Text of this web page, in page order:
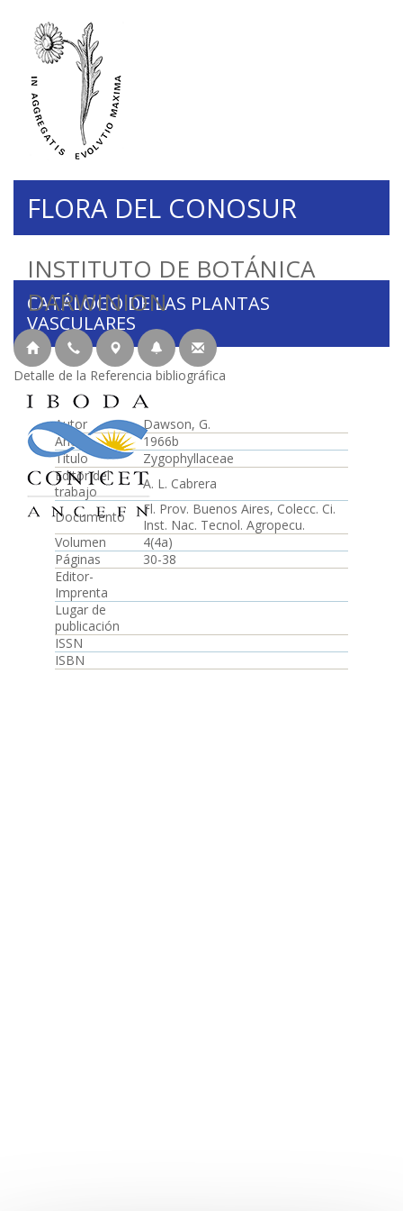
INSTITUTO DE BOTÁNICA
DARWINION
FLORA DEL CONOSUR
CATÁLOGO DE LAS PLANTAS
VASCULARES
Detalle de la Referencia bibliográfica
Autor
Dawson, G.
Año
1966b
Título
Zygophyllaceae
Editor del
trabajo
A. L. Cabrera
Documento
Fl. Prov. Buenos Aires, Colecc. Ci.
Inst. Nac. Tecnol. Agropecu.
Volumen
4(4a)
Páginas
30-38
Editor-
Imprenta
Lugar de
publicación
ISSN
ISBN